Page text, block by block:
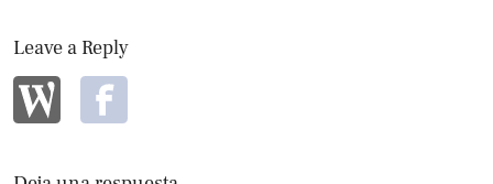
Leave a Reply